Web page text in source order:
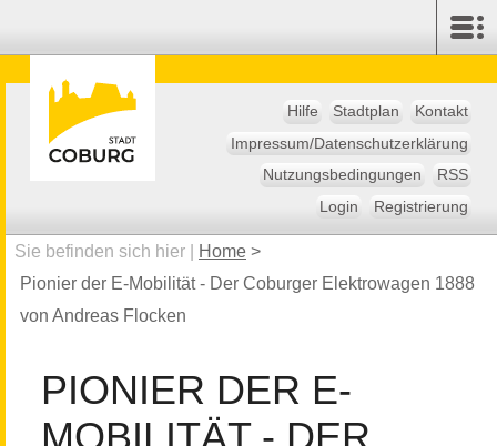
Hilfe Stadtplan
Kontakt
Impressum/Datenschutzerklärung
Nutzungsbedingungen
RSS
Login
Registrierung
Sie befinden sich hier | Home >
Pionier der E-Mobilität - Der Coburger Elektrowagen 1888
von Andreas Flocken
PIONIER DER E-
MOBILITÄT - DER